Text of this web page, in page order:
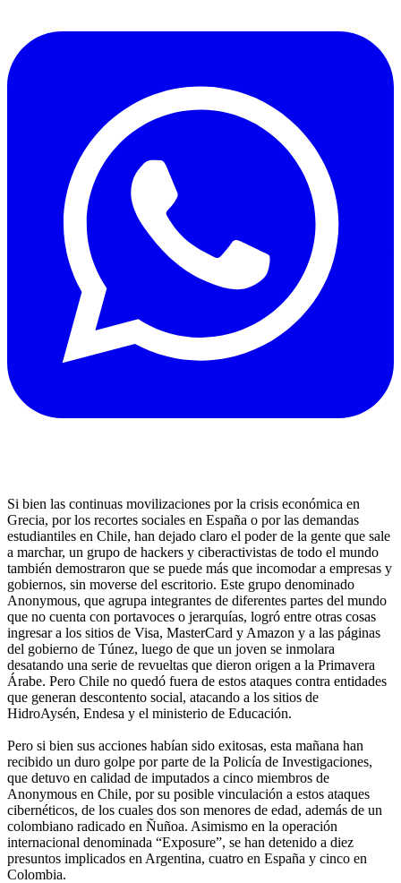
Si bien las continuas movilizaciones por la crisis económica en
Grecia, por los recortes sociales en España o por las demandas
estudiantiles en Chile, han dejado claro el poder de la gente que sale
a marchar, un grupo de hackers y ciberactivistas de todo el mundo
también demostraron que se puede más que incomodar a empresas y
gobiernos, sin moverse del escritorio. Este grupo denominado
Anonymous, que agrupa integrantes de diferentes partes del mundo
que no cuenta con portavoces o jerarquías, logró entre otras cosas
ingresar a los sitios de Visa, MasterCard y Amazon y a las páginas
del gobierno de Túnez, luego de que un joven se inmolara
desatando una serie de revueltas que dieron origen a la Primavera
Árabe. Pero Chile no quedó fuera de estos ataques contra entidades
que generan descontento social, atacando a los sitios de
HidroAysén, Endesa y el ministerio de Educación.
Pero si bien sus acciones habían sido exitosas, esta mañana han
recibido un duro golpe por parte de la Policía de Investigaciones,
que detuvo en calidad de imputados a cinco miembros de
Anonymous en Chile, por su posible vinculación a estos ataques
cibernéticos, de los cuales dos son menores de edad, además de un
colombiano radicado en Ñuñoa. Asimismo en la operación
internacional denominada “Exposure”, se han detenido a diez
presuntos implicados en Argentina, cuatro en España y cinco en
Colombia.